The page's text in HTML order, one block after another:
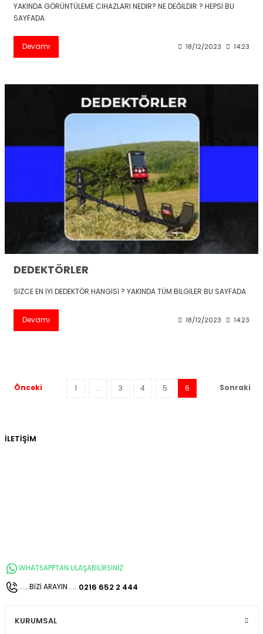
YAKINDA GÖRÜNTÜLEME CİHAZLARI NEDİR? NE DEĞİLDİR ? HEPSİ BU
SAYFADA
Devamı 18/12/2023 14:23
DEDEKTÖRLER
SİZCE EN İYİ DEDEKTÖR HANGİSİ ? YAKINDA TÜM BİLGİLER BU SAYFADA
Devamı 18/12/2023 14:23
1 .. 3 4 5 6
İLETİŞİM
WHATSAPPTAN ULAŞABİLİRSİNİZ
......BİZİ ARAYIN .... 0216 652 2 444
KURUMSAL